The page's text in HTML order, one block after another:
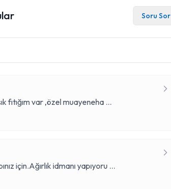
Soru Sor
fıtığım var ,özel muayeneha ...
için.Ağırlık idmanı yapıyoru ...